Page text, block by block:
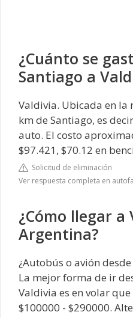
¿Cuánto se
Santiago a
Valdivia. Ubicada en la
km de Santiago, es
auto. El costo
$97.421, $70.12 en
Solicitud de eliminación
Ver respuesta completa en
¿Cómo llegar a
Argentina?
¿Autobús o avión
La mejor forma de ir
Valdivia es en volar
$100000 - $290000.